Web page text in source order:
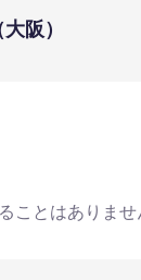
阪）
ことはありませ